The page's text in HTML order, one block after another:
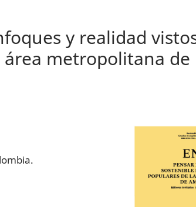
y realidad
metropolitana de